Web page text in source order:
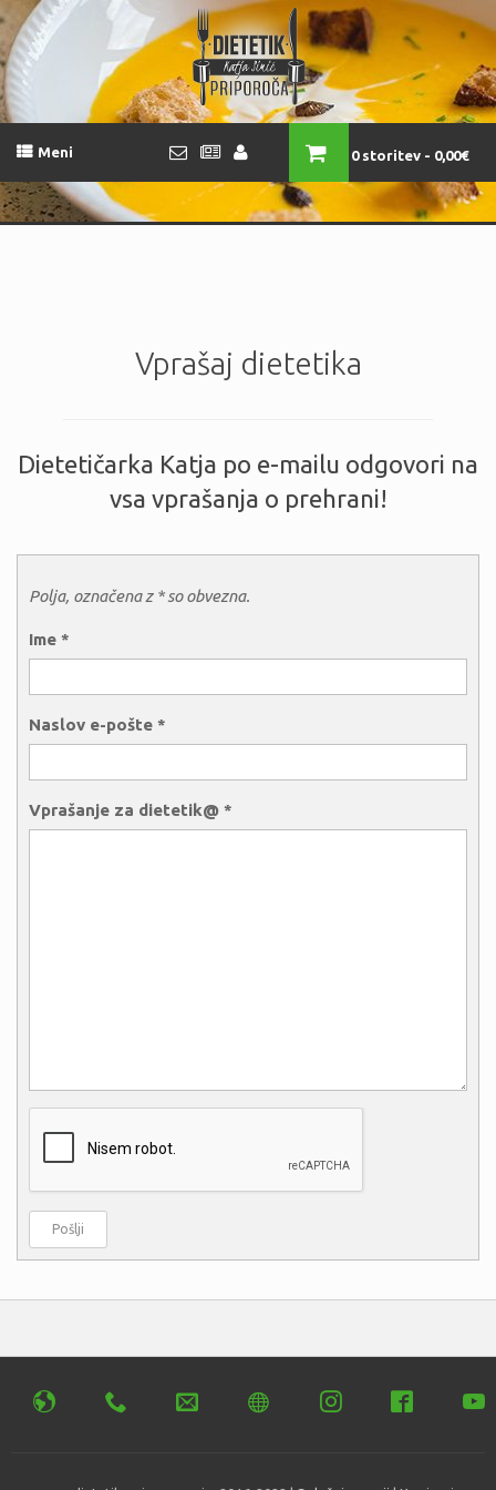
Meni 0 storitev 0,00€
Vprašaj dietetika
Dietetičarka Katja po e-mailu odgovori na
vsa vprašanja o prehrani!
Polja, označena z * so obvezna.
Ime *
Naslov e-pošte *
Vprašanje za dietetik@ *
Pošlji